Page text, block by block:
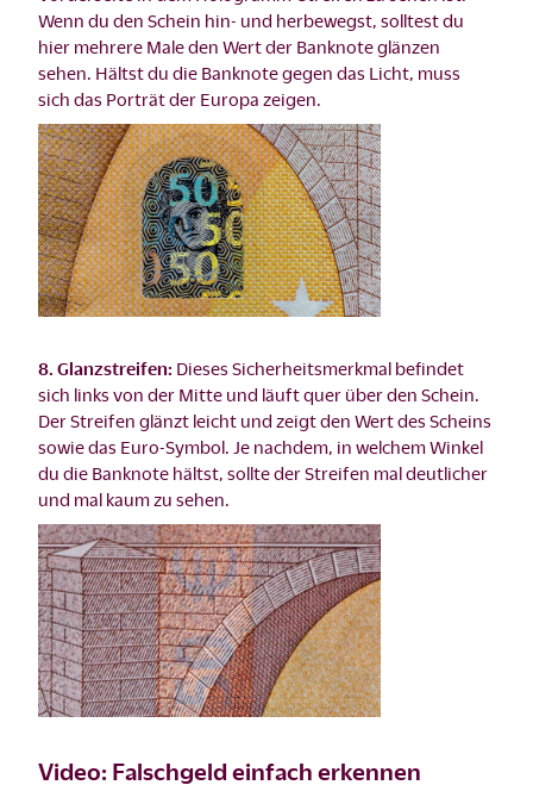
Wenn du den Schein hin- und herbewegst, solltest du
hier mehrere Male den Wert der Banknote glänzen
sehen. Hältst du die Banknote gegen das Licht, muss
sich das Porträt der Europa zeigen.
8. Glanzstreifen: Dieses Sicherheitsmerkmal befindet
sich links von der Mitte und läuft quer über den Schein.
Der Streifen glänzt leicht und zeigt den Wert des Scheins
sowie das Euro-Symbol. Je nachdem, in welchem Winkel
du die Banknote hältst, sollte der Streifen mal deutlicher
und mal kaum zu sehen.
Video: Falschgeld einfach erkennen